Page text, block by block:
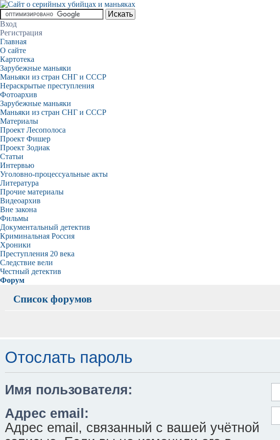
Вход
Регистрация
Главная
О сайте
Картотека
Зарубежные маньяки
Маньяки из стран СНГ и СССР
Нераскрытые преступления
Фотоархив
Зарубежные маньяки
Маньяки из стран СНГ и СССР
Материалы
Проект Лесополоса
Проект Фишер
Проект Зодиак
Статьи
Интервью
Уголовно-процессуальные акты
Литература
Прочие материалы
Видеоархив
Вне закона
Фильмы
Документальный детектив
Криминальная Россия
Хроники
Преступления 20 века
Следствие вели
Честный детектив
Форум
Список форумов
Отослать пароль
Имя пользователя:
Адрес email:
Адрес email, связанный с вашей учётной